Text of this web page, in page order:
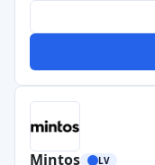
Mintos LV